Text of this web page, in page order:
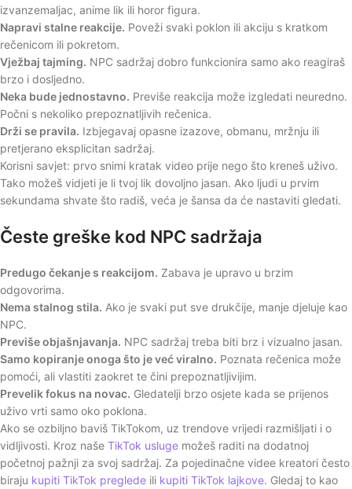
izvanzemaljac, anime lik ili horor figura.
Napravi stalne reakcije. Poveži svaki poklon ili akciju s kratkom
rečenicom ili pokretom.
Vježbaj tajming. NPC sadržaj dobro funkcionira samo ako reagiraš
brzo i dosljedno.
Neka bude jednostavno. Previše reakcija može izgledati neuredno.
Počni s nekoliko prepoznatljivih rečenica.
Drži se pravila. Izbjegavaj opasne izazove, obmanu, mržnju ili
pretjerano eksplicitan sadržaj.
Korisni savjet: prvo snimi kratak video prije nego što kreneš uživo.
Tako možeš vidjeti je li tvoj lik dovoljno jasan. Ako ljudi u prvim
sekundama shvate što radiš, veća je šansa da će nastaviti gledati.
Česte greške kod NPC sadržaja
Predugo čekanje s reakcijom. Zabava je upravo u brzim
odgovorima.
Nema stalnog stila. Ako je svaki put sve drukčije, manje djeluje kao
NPC.
Previše objašnjavanja. NPC sadržaj treba biti brz i vizualno jasan.
Samo kopiranje onoga što je već viralno. Poznata rečenica može
pomoći, ali vlastiti zaokret te čini prepoznatljivijim.
Prevelik fokus na novac. Gledatelji brzo osjete kada se prijenos
uživo vrti samo oko poklona.
Ako se ozbiljno baviš TikTokom, uz trendove vrijedi razmišljati i o
vidljivosti. Kroz naše TikTok usluge možeš raditi na dodatnoj
početnoj pažnji za svoj sadržaj. Za pojedinačne videe kreatori često
biraju kupiti TikTok preglede ili kupiti TikTok lajkove. Gledaj to kao